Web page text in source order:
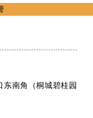
南角（桐城碧桂园